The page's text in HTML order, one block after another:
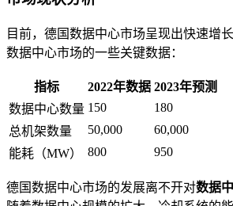
目前，德国数据中心市场呈现出快速增
数据中心市场的一些关键数据：
指标 2022年数据 2023年预测
数据中心数量 150
180
总机架数量
50,000
60,000
能耗（MW）
800 950
德国数据中心市场的发展离不开对数据